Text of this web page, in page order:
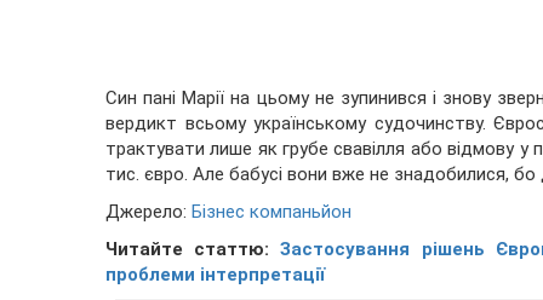
Син пані Марії на цьому не зупинився і знову
вердикт всьому українському судочинству.
трактувати лише як грубе свавілля або відмову
тис. євро. Але бабусі вони вже не знадобилися,
Джерело: Бізнес компаньйон
Читайте статтю:Застосування рішень
проблеми інтерпретації